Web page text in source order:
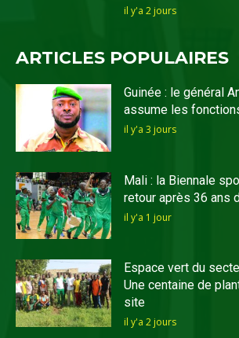
il y'a 2 jours
ARTICLES POPULAIRES
Guinée : le général
assume les
il y'a 3 jours
Mali : la Biennale
retour après 36 ans
il y'a 1 jour
Espace vert du
Une centaine de
site
il y'a 2 jours